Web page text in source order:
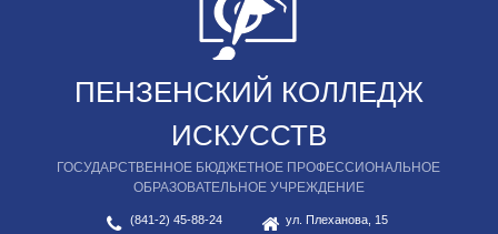
ПЕНЗЕНСКИЙ КОЛЛЕДЖ
ИСКУССТВ
ГОСУДАРСТВЕННОЕ БЮДЖЕТНОЕ ПРОФЕССИОНАЛЬНОЕ
ОБРАЗОВАТЕЛЬНОЕ УЧРЕЖДЕНИЕ
(841-2) 45-88-24
ул. Плеханова, 15